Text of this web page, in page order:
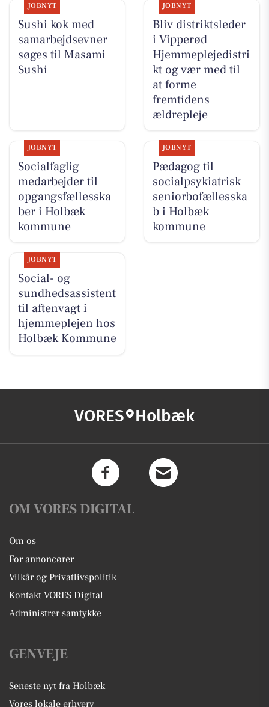
JOBNYT
Sushi kok med
samarbejdsevner
søges til Masami
Sushi
JOBNYT
Bliv distriktsleder
i Vipperød
Hjemmeplejedistri
kt og vær med til
at forme
fremtidens
ældrepleje
JOBNYT
Socialfaglig
medarbejder til
opgangsfællesska
ber i Holbæk
kommune
JOBNYT
Pædagog til
socialpsykiatrisk
seniorbofællesska
b i Holbæk
kommune
JOBNYT
Social- og
sundhedsassistent
til aftenvagt i
hjemmeplejen hos
Holbæk Kommune
VORES Holbæk
OM VORES DIGITAL
Om os
For annoncører
Vilkår og Privatlivspolitik
Kontakt VORES Digital
Administrer samtykke
GENVEJE
Seneste nyt fra Holbæk
Vores lokale erhverv